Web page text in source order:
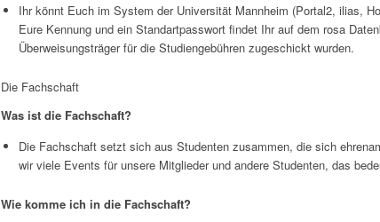
Ihr könnt Euch im System der Universität Mannheim (Portal2, ilias,
Eure Kennung und ein Standartpasswort findet Ihr auf dem rosa
Überweisungsträger für die Studiengebühren zugeschickt wurden.
Die Fachschaft
Was ist die Fachschaft?
Die Fachschaft setzt sich aus Studenten zusammen, die sich
wir viele Events für unsere Mitglieder und andere Studenten, das
Wie komme ich in die Fachschaft?